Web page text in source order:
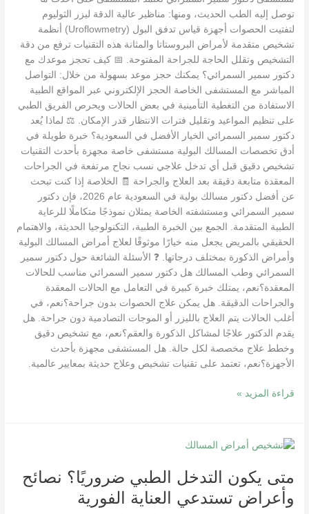
توصل إليه الطب الحديث، ومنها: مناظير عالية الدقة ليزر الثوليوم
لتفتيت الحصوات أجهزة قياس تدفق البول (Uroflowmetry) أنظمة
تشخيص متقدمة لأمراض البروستاتا والمثانة هذه التقنيات ترفع من دقة
التشخيص وتقلل الحاجة للجراحة المفتوحة. 📅 كيف تحجز موعدك مع
دكتور سمير السمرائي؟ يمكنك حجز موعد بسهولة من خلال: التواصل
المباشر مع المستشفى الخاصة الحجز الإلكتروني عبر المواقع الطبية
الاستفادة من التغطية التأمينية في بعض الحالات ويحرص الفريق الطبي
على تنظيم المواعيد وتقليل فترات الانتظار قدر الإمكان. ⚖️ لماذا يُعد
دكتور سمير السمرائي الخيار الأفضل في السعودية؟ خبرة طويلة في
أدق تخصصات المسالك البولية مستشفى خاصة مجهزة بأحدث التقنيات
تشخيص دقيق قبل أي تدخل علاجي نسب نجاح مرتفعة في الجراحات
المعقدة متابعة دقيقة بعد العلاج والجراحة 🧾 الخلاصة إذا كنت تبحث
عن أفضل دكتور مسالك بولية في السعودية عام 2026، فإن دكتور
سمير السمرائي ومستشفته الخاصة يمثلان نموذجًا متكاملًا للرعاية
الطبية المتقدمة. الجمع بين الخبرة الطبية، التكنولوجيا الحديثة، والاهتمام
الحقيقي بالمريض يجعل منه خيارًا موثوقًا لعلاج أمراض المسالك البولية
وأمراض الذكورة بمختلف درجاتها. ❓ الأسئلة الشائعة حول دكتور سمير
السمرائي وطب المسالك هل دكتور سمير السمرائي مناسب للحالات
المعقدة؟نعم، يمتلك خبرة كبيرة في التعامل مع الحالات المعقدة
والجراحات الدقيقة. هل يمكن علاج الحصوات بدون جراحة؟نعم، في
أغلب الحالات يتم العلاج بالليزر أو الموجات التصادمية دون جراحة. هل
يقدم الدكتور علاجًا لمشاكل الذكورة والعقم؟نعم، مع تشخيص دقيق
وخطط علاج مخصصة لكل حالة. هل المستشفى مجهزة بأحدث
الأجهزة؟نعم، تعتمد على تقنيات تشخيص وعلاج حديثة بمعايير عالمية.
قراءة المزيد »
متى يكون التدخل الطبي ضروريًا؟ نصائح
وأعراض تستدعي العناية الفورية
متى
التدخل
الطبي
ضروريًا؟